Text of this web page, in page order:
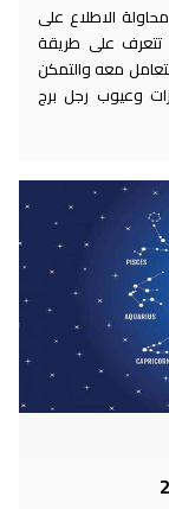
الاطلاع على
على طريقة
معه والتمكن
وعيوب رجل برج